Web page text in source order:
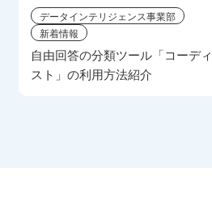
データインテリジェンス事業部
新着情報
自由回答の分類ツール「コーディ
スト」の利用方法紹介